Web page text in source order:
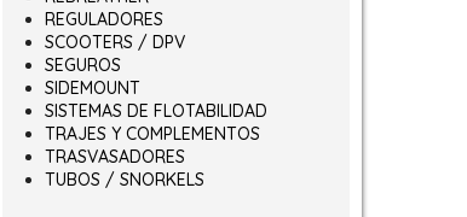
REGULADORES
SCOOTERS / DPV
SEGUROS
SIDEMOUNT
SISTEMAS DE FLOTABILIDAD
TRAJES Y COMPLEMENTOS
TRASVASADORES
TUBOS / SNORKELS